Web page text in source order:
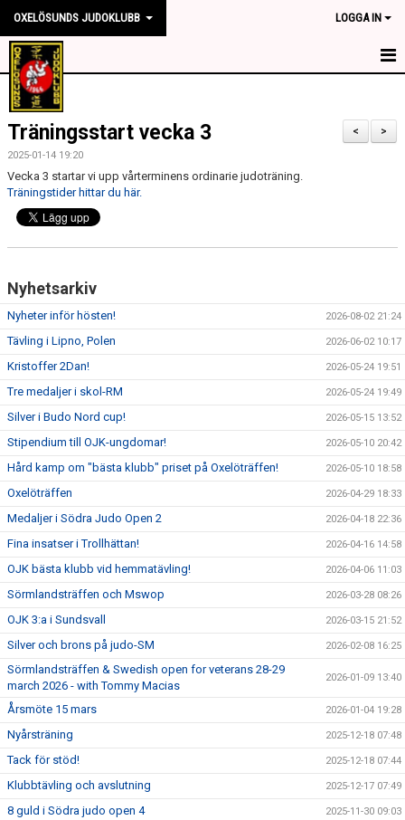
OXELÖSUNDS JUDOKLUBB LOGGA IN
HEM
NYHETER
OM KLUBBEN
TRÄNINGSTIDER
TÄVLING
KONTAKT
MEDLEMSKAP
WEBSHOP
>
<
Träningsstart vecka 3
2025-01-14 19:20
Vecka 3 startar vi upp vårterminens ordinarie judoträning.
Träningstider hittar du här.
Nyhetsarkiv
Nyheter inför hösten! 2026-08-02 21:24
Tävling i Lipno, Polen 2026-06-02 10:17
Kristoffer 2Dan! 2026-05-24 19:51
Tre medaljer i skol-RM 2026-05-24 19:49
Silver i Budo Nord cup! 2026-05-15 13:52
Stipendium till OJK-ungdomar! 2026-05-10 20:42
Hård kamp om "bästa klubb" priset på Oxelöträffen! 2026-05-10 18:58
Oxelöträffen 2026-04-29 18:33
Medaljer i Södra Judo Open 2 2026-04-18 22:36
Fina insatser i Trollhättan! 2026-04-16 14:58
OJK bästa klubb vid hemmatävling! 2026-04-06 11:03
Sörmlandsträffen och Mswop 2026-03-28 08:26
OJK 3:a i Sundsvall 2026-03-15 21:52
Silver och brons på judo-SM 2026-02-08 16:25
Sörmlandsträffen & Swedish open for veterans 28-29
march 2026 - with Tommy Macias
2026-01-09 13:40
Årsmöte 15 mars 2026-01-04 19:28
Nyårsträning 2025-12-18 07:48
Tack för stöd! 2025-12-18 07:44
Klubbtävling och avslutning 2025-12-17 07:49
8 guld i Södra judo open 4 2025-11-30 09:03